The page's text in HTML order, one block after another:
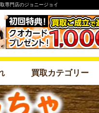
専門店のジョニージョイ
買取カテゴリー